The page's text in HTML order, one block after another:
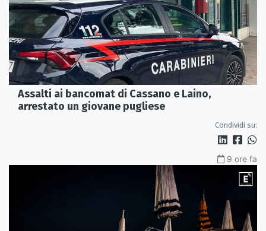
Assalti ai bancomat di Cassano e Laino,
arrestato un giovane pugliese
Condividi su:
9 ore fa